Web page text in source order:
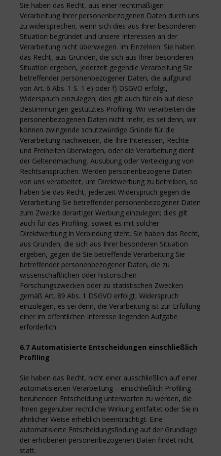
Sie haben das Recht, aus einer rechtmäßigen
Verarbeitung Ihrer personenbezogenen Daten durch uns
zu widersprechen, wenn sich dies aus Ihrer besonderen
Situation begründet und unsere Interessen an der
Verarbeitung nicht überwiegen. Im Einzelnen: Sie haben
das Recht, aus Gründen, die sich aus Ihrer besonderen
Situation ergeben, jederzeit gegendie Verarbeitung Sie
betreffender personenbezogener Daten, die aufgrund
von Art. 6 Abs. 1 S. 1 e) oder f) DSGVO erfolgt,
Widerspruch einzulegen; dies gilt auch für ein auf diese
Bestimmungen gestütztes Profiling. Wir verarbeiten die
personenbezogenen Daten nicht mehr, es sei denn, wir
können zwingende schutzwürdige Gründe für die
Verarbeitung nachweisen, die Ihre Interessen, Rechte
und Freiheiten überwiegen, oder die Verarbeitung dient
der Geltendmachung, Ausübung oder Verteidigung von
Rechtsansprüchen. Werden personenbezogene Daten
von uns verarbeitet, um Direktwerbung zu betreiben, so
haben Sie das Recht, jederzeit Widerspruch gegen die
Verarbeitung Sie betreffender personenbezogener Daten
zum Zwecke derartiger Werbung einzulegen; dies gilt
auch für das Profiling, soweit es mit solcher
Direktwerbung in Verbindung steht. Sie haben das Recht,
aus Gründen, die sich aus Ihrer besonderen Situation
ergeben, gegen die Sie betreffende Verarbeitung Sie
betreffender personenbezogener Daten, die zu
wissenschaftlichen oder historischen
Forschungszwecken oder zu statistischen Zwecken
gemäß Art. 89 Abs. 1 DSGVO erfolgt, Widerspruch
einzulegen, es sei denn, die Verarbeitung ist zur Erfüllung
einer im öffentlichen Interesse liegenden Aufgabe
erforderlich.
6.7 Automatisierte Entscheidungen einschließlich
Profiling
Sie haben das Recht, nicht einer ausschließlich auf einer
automatisierten Verarbeitung – einschließlich Profiling –
beruhenden Entscheidung unterworfen zu werden, die
Ihnen gegenüber rechtliche Wirkung entfaltet oder Sie in
ähnlicher Weise erheblich beeinträchtigt. Eine
automatisierte Entscheidungsfindung auf der Grundlage
der erhobenen personenbezogenen Daten findet nicht
statt.